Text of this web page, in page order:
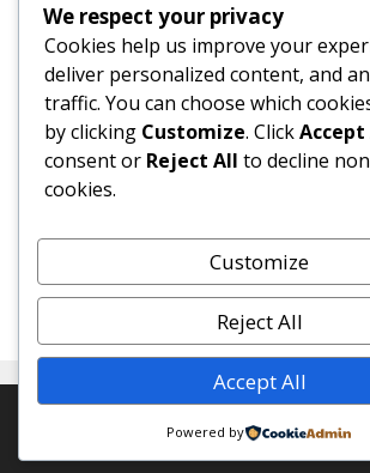
3
4 5 6
10
11 12 13 14
17
18 19 20 21
24
31
« Jul
© 2026 SMP Negeri 1 Margasari
•
GeneratePress
We respect your privacy
Cookies help us improve your
deliver personalized content, and
traffic. You can choose which
by clicking Customize. ClickAccept
consent or Reject All to decline
cookies.
Customize
Reject All
Accept All
Powered by